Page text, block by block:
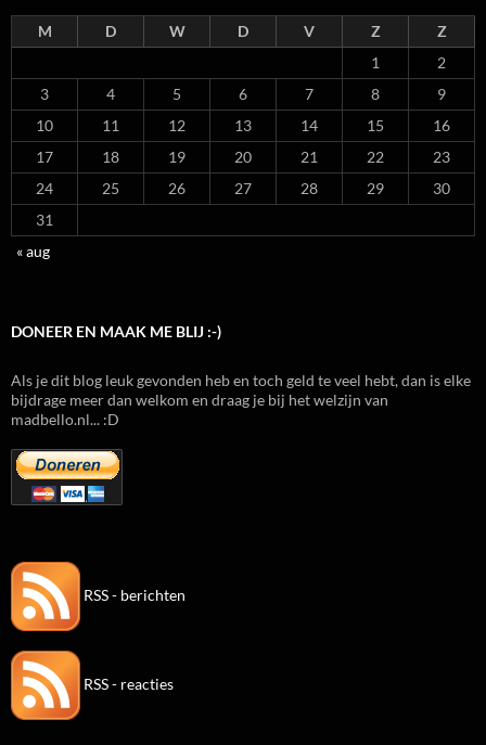
M D W D V Z
Z
1
2
3
4 5 6 7 8
9
10
11 12 13 14 15
16
17
18 19 20 21 22
23
24
25 26 27 28 29
30
31
« aug
DONEER EN MAAK ME BLIJ :-)
Als je dit blog leuk gevonden heb en toch geld te veel hebt, dan is elke
bijdrage meer dan welkom en draag je bij het welzijn van
madbello.nl... :D
RSS - berichten
RSS - reacties